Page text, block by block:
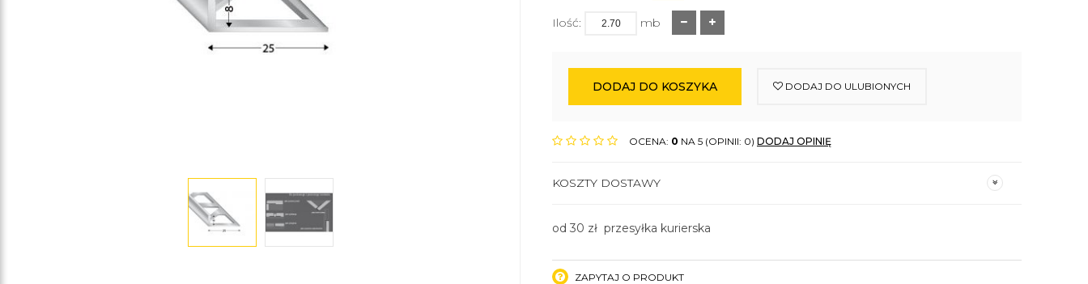
Ilość: mb
DODAJ DO KOSZYKA DODAJ DO ULUBIONYCH
OCENA: 0 NA 5 (OPINII: 0) DODAJ OPINIĘ
KOSZTY DOSTAWY
od 30 zł przesyłka kurierska
ZAPYTAJ O PRODUKT